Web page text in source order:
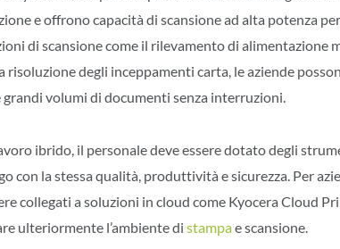
e offrono capacità di scansione ad alta potenza
di scansione come il rilevamento di alimentazione
risoluzione degli inceppamenti carta, le aziende
volumi di documenti senza interruzioni.
ibrido, il personale deve essere dotato degli
con la stessa qualità, produttività e sicurezza. Per
collegati a soluzioni in cloud come Kyocera Cloud
ulteriormente l’ambiente di stampae scansione.